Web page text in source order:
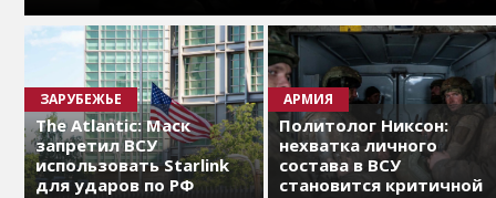
ЗАРУБЕЖЬЕ
The Atlantic: Маск
запретил ВСУ
использовать Starlink
для ударов по РФ
АРМИЯ
Политолог Никсон:
нехватка личного
состава в ВСУ
становится критичной